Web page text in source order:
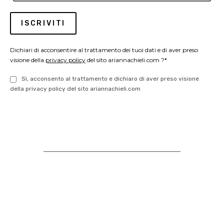
Dichiari di acconsentire al trattamento dei tuoi dati e di aver preso
visione della privacy policy del sito ariannachieli.com ?*
Sì, acconsento al trattamento e dichiaro di aver preso visione
della privacy policy del sito ariannachieli.com